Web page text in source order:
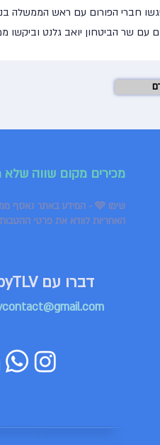
חברי הפורום עם ראש הממשלה
עם שר הביטחון יואב גלנט וביקשו
מכירים מקום שווה שלא
שימו 🩵 - המידע באתר נאסף ממקורות שונים ומתעדכן באופן שוטף, אך ייתכנו אי־דיוקים או שינויים מצד בתי העסק.
האחריות לוודא את פרטי
דברו עם HappyTLV